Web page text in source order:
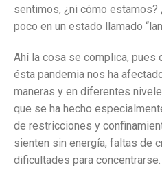
sentimos, ¿ni cómo estamos?
poco en un estado llamado
Ahí la cosa se complica, pues
ésta pandemia nos ha
maneras y en diferentes
que se ha hecho
de restricciones y
sienten sin energía, faltas de
dificultades para